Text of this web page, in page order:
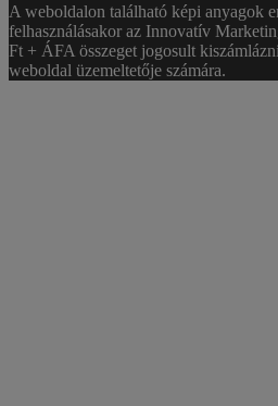
A weboldalon található képi anyagok
felhasználásakor az Innovatív
Ft + ÁFA összeget jogosult
weboldal üzemeltetője számára.